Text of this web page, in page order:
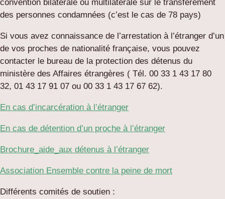
convention bilatérale ou multilatérale sur le transfèrement
des personnes condamnées (c’est le cas de 78 pays)
Si vous avez connaissance de l’arrestation à l’étranger d’un
de vos proches de nationalité française, vous pouvez
contacter le bureau de la protection des détenus du
ministère des Affaires étrangères ( Tél. 00 33 1 43 17 80
32, 01 43 17 91 07 ou 00 33 1 43 17 67 62).
En cas d’incarcération à l’étranger
En cas de détention d’un proche à l’étranger
Brochure_aide_aux détenus à l’étranger
Association Ensemble contre la peine de mort
Différents comités de soutien :